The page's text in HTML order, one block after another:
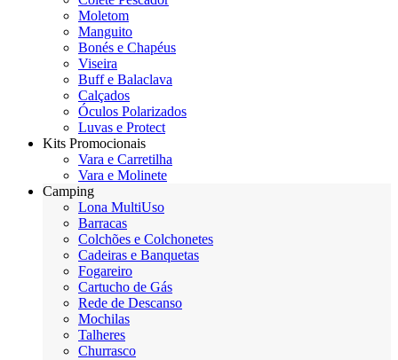
Moletom
Manguito
Bonés e Chapéus
Viseira
Buff e Balaclava
Calçados
Óculos Polarizados
Luvas e Protect
Kits Promocionais
Vara e Carretilha
Vara e Molinete
Camping
Lona MultiUso
Barracas
Colchões e Colchonetes
Cadeiras e Banquetas
Fogareiro
Cartucho de Gás
Rede de Descanso
Mochilas
Talheres
Churrasco